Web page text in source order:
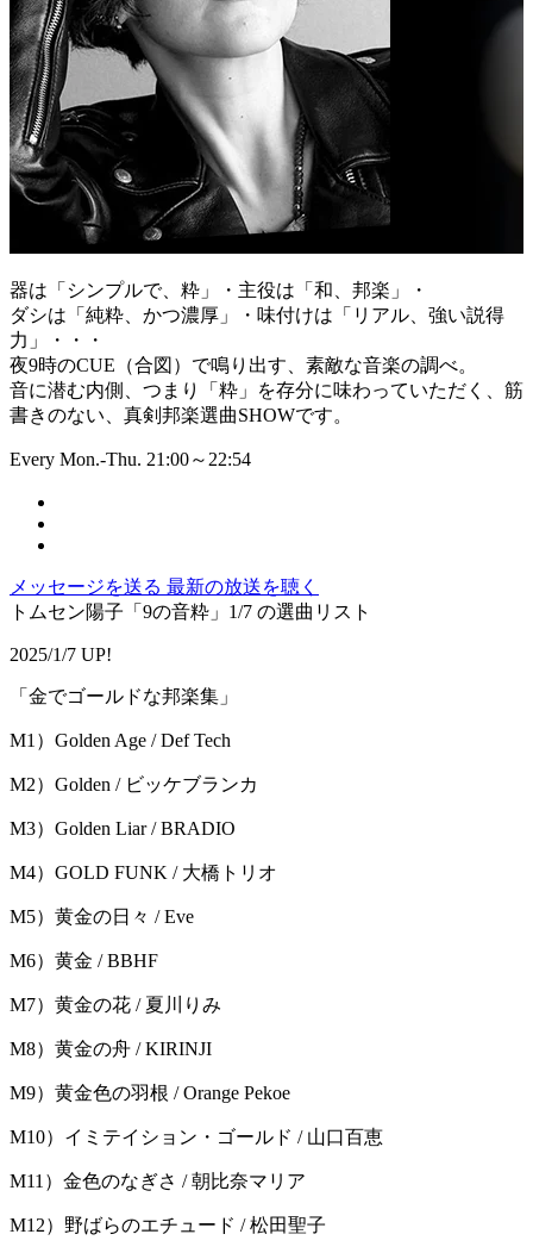
器は「シンプルで、粋」・主役は「和、邦楽」・
ダシは「純粋、かつ濃厚」・味付けは「リアル、強い説得
力」・・・
夜9時のCUE（合図）で鳴り出す、素敵な音楽の調べ。
音に潜む内側、つまり「粋」を存分に味わっていただく、筋
書きのない、真剣邦楽選曲SHOWです。
Every Mon.-Thu. 21:00～22:54
メッセージを送る 最新の放送を聴く
トムセン陽子「9の音粋」1/7 の選曲リスト
2025/1/7 UP!
「金でゴールドな邦楽集」
M1）Golden Age / Def Tech
M2）Golden / ビッケブランカ
M3）Golden Liar / BRADIO
M4）GOLD FUNK / 大橋トリオ
M5）黄金の日々 / Eve
M6）黄金 / BBHF
M7）黄金の花 / 夏川りみ
M8）黄金の舟 / KIRINJI
M9）黄金色の羽根 / Orange Pekoe
M10）イミテイション・ゴールド / 山口百恵
M11）金色のなぎさ / 朝比奈マリア
M12）野ばらのエチュード / 松田聖子